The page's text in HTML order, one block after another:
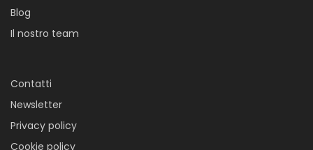
Blog
Il nostro team
Contatti
Newsletter
Privacy policy
Cookie policy